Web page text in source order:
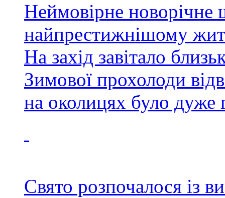
Неймовірне новорічне
найпрестижнішому
На захід завітало
Зимової прохолоди
на околицях було дуже
Свято розпочалося із